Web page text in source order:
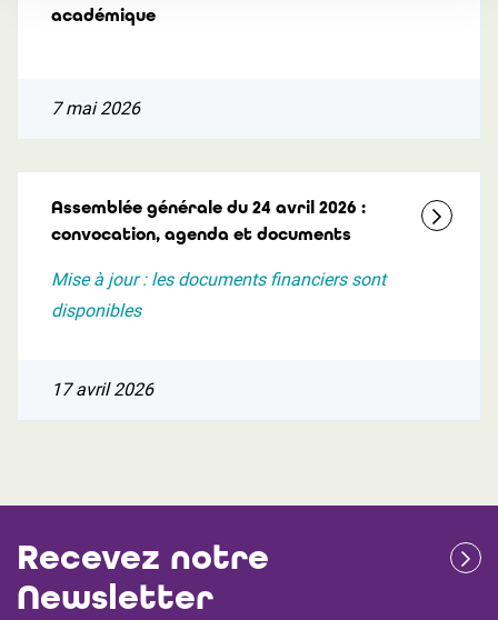
académique
7 mai 2026
Assemblée générale du 24 avril 2026 :
convocation, agenda et documents
Mise à jour : les documents financiers sont
disponibles
17 avril 2026
Recevez notre
Newsletter